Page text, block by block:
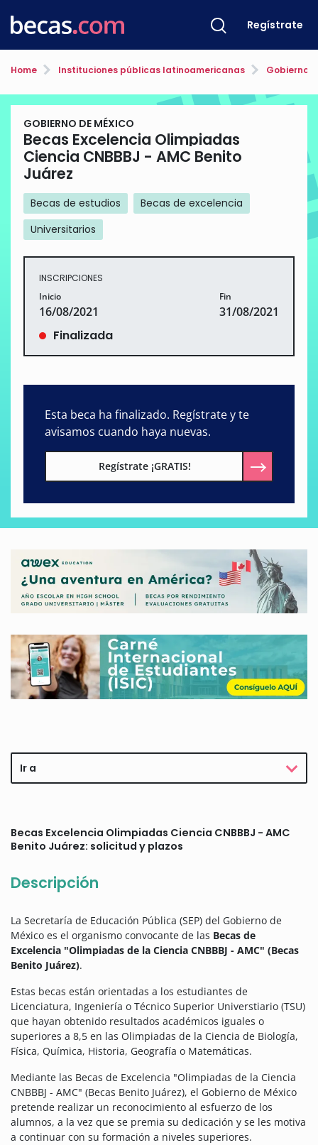
Regístrate
Home Instituciones públicas latinoamericanas Gobierno
GOBIERNO DE MÉXICO
Becas Excelencia Olimpiadas
Ciencia CNBBBJ - AMC Benito
Juárez
Becas de estudios
Becas de excelencia
Universitarios
INSCRIPCIONES
Inicio
16/08/2021
Fin
31/08/2021
Finalizada
Esta beca ha finalizado. Regístrate y te
avisamos cuando haya nuevas.
Regístrate ¡GRATIS!
Ir a
Becas Excelencia Olimpiadas Ciencia CNBBBJ - AMC
Benito Juárez: solicitud y plazos
Descripción
La Secretaría de Educación Pública (SEP) del Gobierno de
México es el organismo convocante de las Becas de
Excelencia "Olimpiadas de la Ciencia CNBBBJ - AMC" (Becas
Benito Juárez).
Estas becas están orientadas a los estudiantes de
Licenciatura, Ingeniería o Técnico Superior Universtiario (TSU)
que hayan obtenido resultados académicos iguales o
superiores a 8,5 en las Olimpiadas de la Ciencia de Biología,
Física, Química, Historia, Geografía o Matemáticas.
Mediante las Becas de Excelencia "Olimpiadas de la Ciencia
CNBBBJ - AMC" (Becas Benito Juárez), el Gobierno de México
pretende realizar un reconocimiento al esfuerzo de los
alumnos, a la vez que se premia su dedicación y se les motiva
a continuar con su formación a niveles superiores.